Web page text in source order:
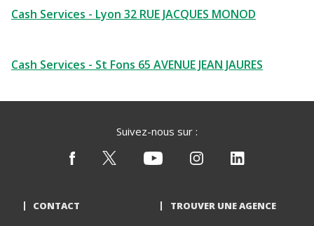
Cash Services - Lyon 32 RUE JACQUES MONOD
Cash Services - St Fons 65 AVENUE JEAN JAURES
Suivez-nous sur :
CONTACT TROUVER UNE AGENCE